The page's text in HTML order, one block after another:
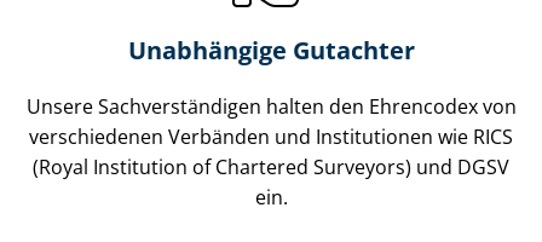
Unabhängige Gutachter
Unsere Sach­ver­stän­di­gen halten den Ehrencodex von
verschiedenen Verbänden und Institutionen wie RICS
(Royal Institution of Chartered Surveyors) und DGSV
ein.